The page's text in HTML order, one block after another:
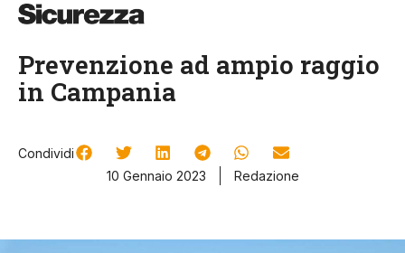
Prevenzione ad ampio raggio
in Campania
Condividi
10 Gennaio 2023
Redazione